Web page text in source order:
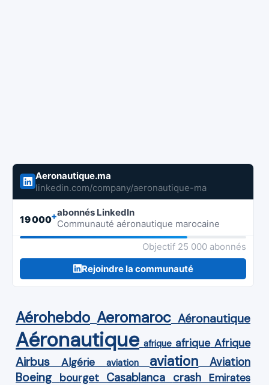
Aeronautique.ma
linkedin.com/company/aeronautique-ma
19 000+abonnés LinkedIn
Communauté aéronautique marocaine
Objectif 25 000 abonnés
Rejoindre la communauté
Aérohebdo Aeromaroc Aéronautique
Aéronautique afrique afrique Afrique
Airbus Algérie aviation aviation Aviation
Boeing bourget Casablanca crash Emirates